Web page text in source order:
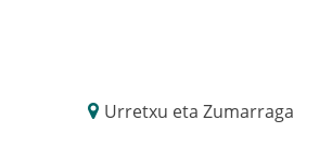
Urretxu eta Zumarraga